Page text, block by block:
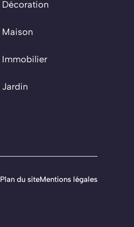
Décoration
Maison
Immobilier
Jardin
Plan du siteMentions légales